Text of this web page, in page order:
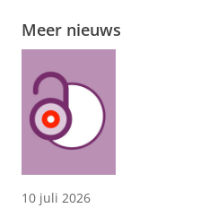
Meer nieuws
10 juli 2026